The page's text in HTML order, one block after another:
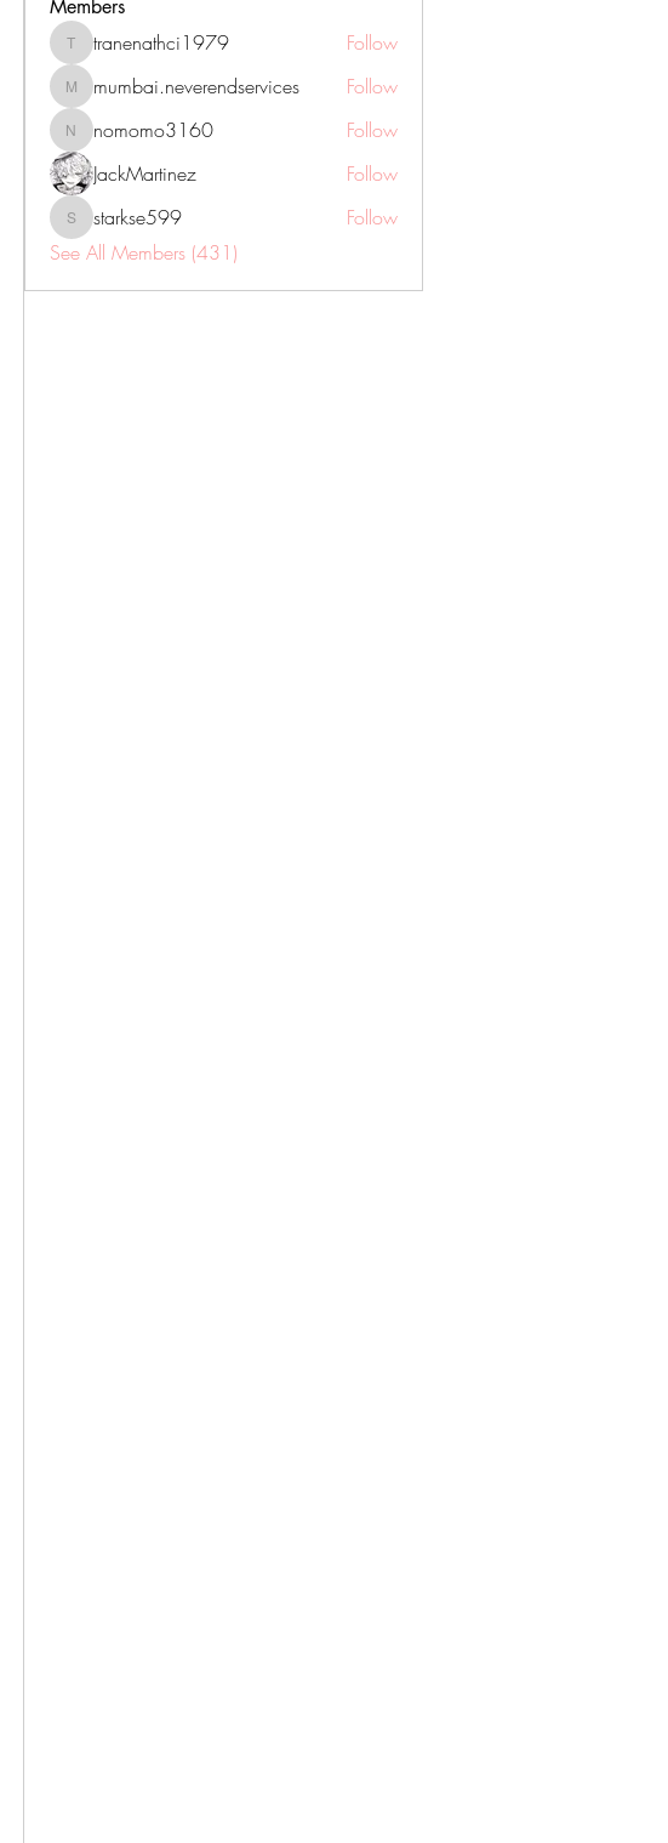
Members
tranenathci1979
tranenathci1979 Follow
mumbai.neverendservices
mumbai.neverendservices Follow
nomomo3160
nomomo3160
Follow
JackMartinez
Follow
starkse599
starkse599
Follow
See All Members (431)